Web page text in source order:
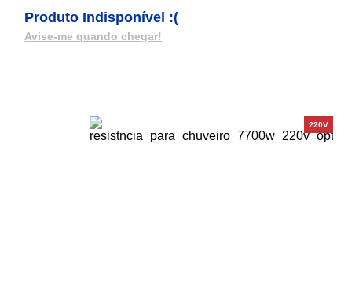
Produto Indisponível :(
Avise-me quando chegar!